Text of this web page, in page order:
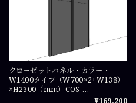
クローゼットパネル・カラー・
W1400タイプ（W700×2+W138）
×H2300（mm）COS-